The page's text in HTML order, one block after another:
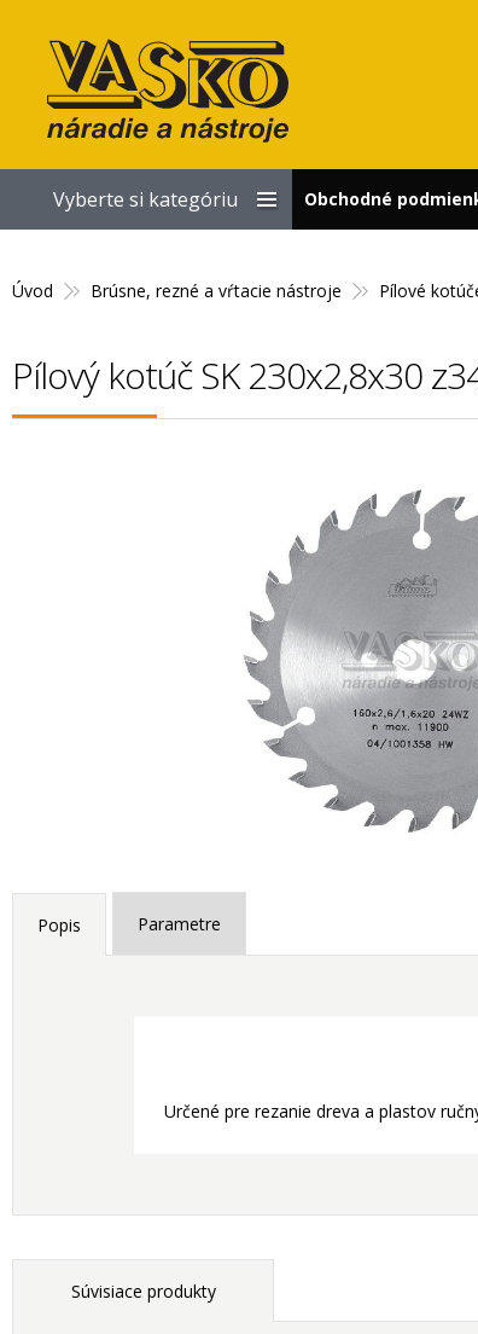
Úvod Brúsne, rezné a vŕtacie nástroje Pílové
Pílový kotúč SK 230x2,8x30
Popis Parametre
Určené pre rezanie dreva a plastov
Súvisiace produkty
Vyberte si kategóriu Obchodné